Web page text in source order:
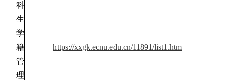
科
生
学
籍
管
理
https://xxgk.ecnu.edu.cn/11891/list1.htm